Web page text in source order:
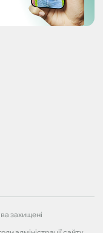
захищені